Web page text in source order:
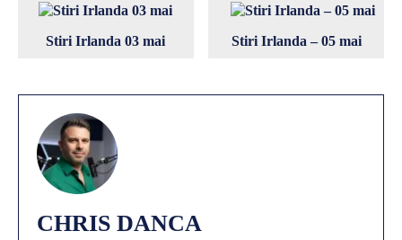
Stiri Irlanda 03 mai Stiri Irlanda – 05 mai
CHRIS DANCA